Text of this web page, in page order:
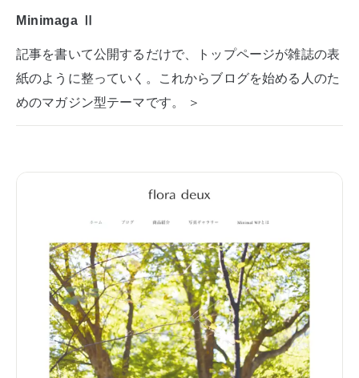
Minimaga Ⅱ
記事を書いて公開するだけで、トップページが雑誌の表
紙のように整っていく。これからブログを始める人のた
めのマガジン型テーマです。 ＞